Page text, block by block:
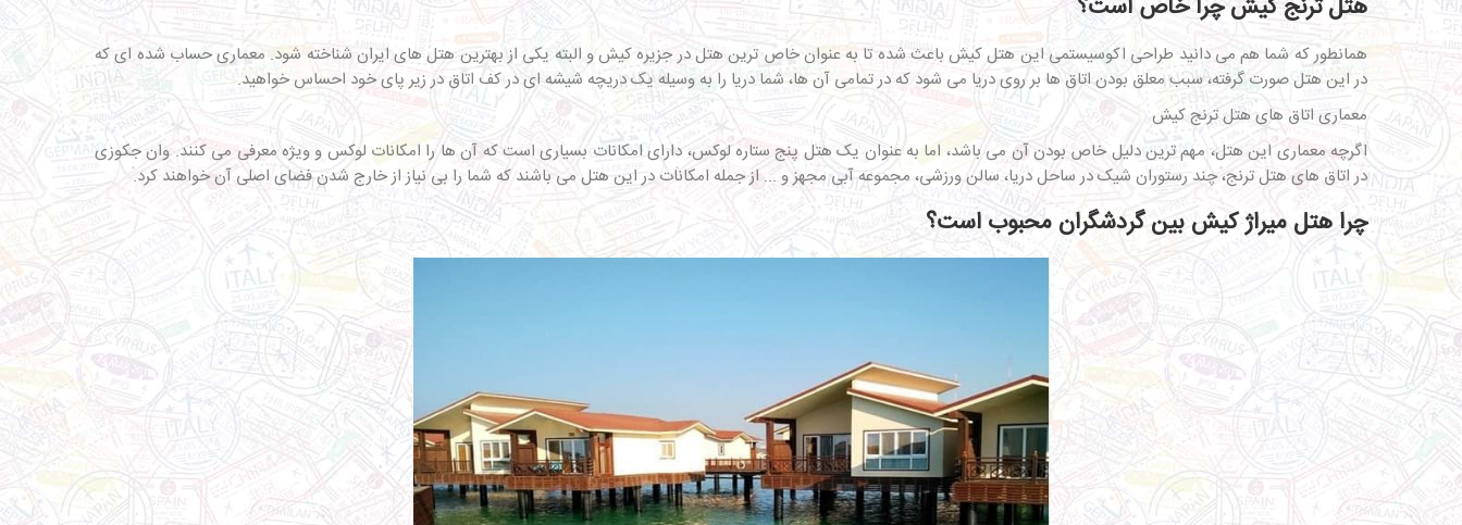
هتل ترنج کیش چرا خاص است؟
همانطور که شما هم می دانید طراحی اکوسیستمی این هتل کیش باعث شده تا به عنوان خاص ترین هتل در جزیره کیش و البته یکی از بهترین هتل های ایران شناخته شود. معماری حساب شده ای که
در این هتل صورت گرفته، سبب معلق بودن اتاق ها بر روی دریا می شود که در تمامی آن ها، شما دریا را به وسیله یک دریچه شیشه ای در کف اتاق در زیر پای خود احساس خواهید.
معماری اتاق های هتل ترنج کیش
اگرچه معماری این هتل، مهم ترین دلیل خاص بودن آن می باشد، اما به عنوان یک هتل پنج ستاره لوکس، دارای امکانات بسیاری است که آن ها را امکانات لوکس و ویژه معرفی می کنند. وان جکوزی
در اتاق های هتل ترنج، چند رستوران شیک در ساحل دریا، سالن ورزشی، مجموعه آبی مجهز و ... از جمله امکانات در این هتل می باشند که شما را بی نیاز از خارج شدن فضای اصلی آن خواهند کرد.
چرا هتل میراژ کیش بین گردشگران محبوب است؟